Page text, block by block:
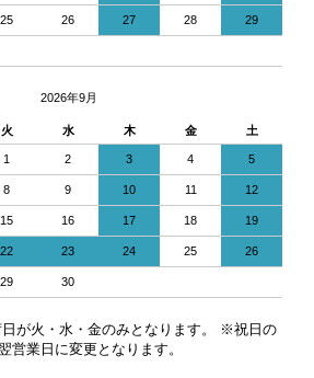
25 26 27 28 29
2026年9月
火 水 木 金 土
1 2 3 4 5
8 9 10 11 12
15 16 17 18 19
22 23 24 25 26
29 30
が火・水・金のみとなります。 ※祝日の
営業日に変更となります。